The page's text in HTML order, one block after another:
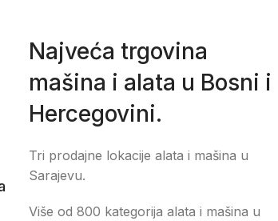
Najveća trgovina
mašina i alata u Bosni i
Hercegovini.
Tri prodajne lokacije alata i mašina u
Sarajevu.
Više od 800 kategorija alata i mašina u